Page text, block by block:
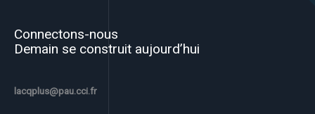
Connectons-nous
Demain se construit aujourd’hui
lacqplus@pau.cci.fr